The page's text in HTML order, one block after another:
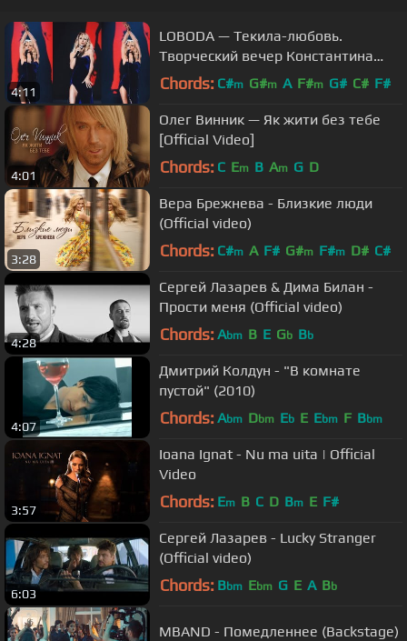
4:11
LOBODA — Текила-любовь.
Творческий вечер Константина
Меладзе
Chords: C#m G#m A F#m G# C# F#
4:01
Олег Винник — Як жити без тебе
[Official Video]
Chords: C Em B Am G D
3:28
Вера Брежнева - Близкие люди
(Official video)
Chords: C#m A F# G#m F#m D# C#
4:28
Сергей Лазарев & Дима Билан -
Прости меня (Official video)
Chords: Abm B E Gb Bb
4:07
Дмитрий Колдун - "В комнате
пустой" (2010)
Chords: Abm Dbm Eb E Ebm F Bbm
3:57
Ioana Ignat - Nu ma uita | Official
Video
Chords: Em B C D Bm E F#
6:03
Сергей Лазарев - Lucky Stranger
(Official video)
Chords: Bbm Ebm G E A Bb
MBAND - Помедленнее (Backstage)